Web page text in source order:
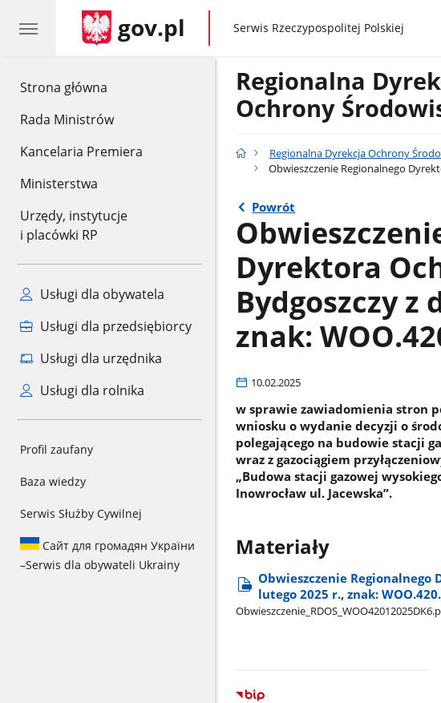
Strona główna
Rada Ministrów
Kancelaria Premiera
Ministerstwa
Urzędy, instytucje
i placówki RP
Usługi dla obywatela
Usługi dla przedsiębiorcy
Usługi dla urzędnika
Usługi dla rolnika
Profil zaufany
Baza wiedzy
Serwis Służby Cywilnej
Сайт для громадян України
–Serwis dla obywateli Ukrainy
gov.pl gov.pl
Serwis Rzeczypospolitej Polskiej
Regionalna
Ochrony
Regionalna Dyrekcja Ochrony
Obwieszczenie Regionalnego
Powrót
Dyrektora
Bydgoszczy z
znak:
10.02.2025
w sprawie zawiadomienia stron
wniosku o wydanie decyzji o
polegającego na budowie stacji
wraz z gazociągiem
„Budowa stacji gazowej
Inowrocław ul. Jacewska”.
Materiały
Obwieszczenie Regionalnego
lutego 2025 r., znak: